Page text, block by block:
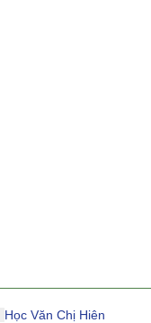
Học Văn Chị Hiên